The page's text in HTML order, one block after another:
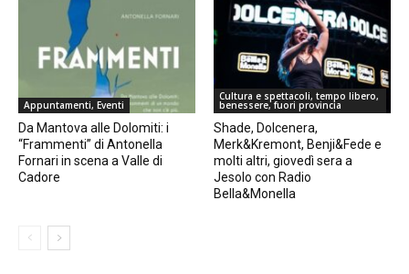
Appuntamenti, Eventi
Da Mantova alle Dolomiti: i
“Frammenti” di Antonella
Fornari in scena a Valle di
Cadore
Cultura e spettacoli, tempo libero,
benessere, fuori provincia
Shade, Dolcenera,
Merk&Kremont, Benji&Fede e
molti altri, giovedì sera a
Jesolo con Radio
Bella&Monella